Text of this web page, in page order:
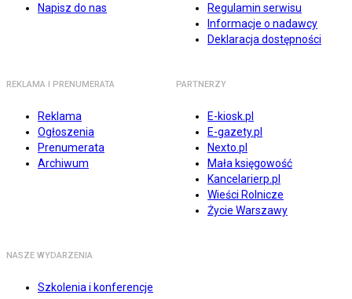
Napisz do nas
Regulamin serwisu
Informacje o nadawcy
Deklaracja dostępności
REKLAMA I PRENUMERATA
Reklama
Ogłoszenia
Prenumerata
Archiwum
PARTNERZY
E-kiosk.pl
E-gazety.pl
Nexto.pl
Mała księgowość
Kancelarierp.pl
Wieści Rolnicze
Życie Warszawy
NASZE WYDARZENIA
Szkolenia i konferencje